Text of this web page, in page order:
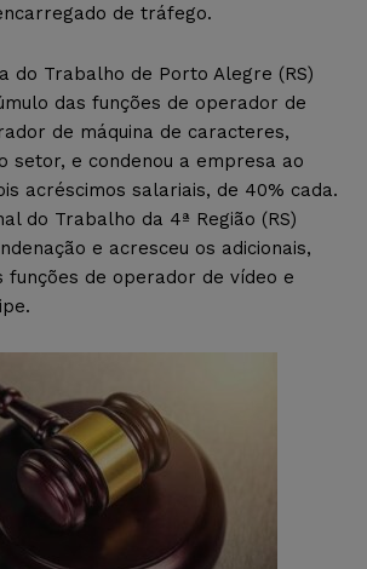
de tráfego.
do Trabalho de Porto Alegre (RS)
das funções de operador de
de máquina de caracteres,
setor, e condenou a empresa ao
acréscimos salariais, de 40% cada.
do Trabalho da 4ª Região (RS)
e acresceu os adicionais,
de operador de vídeo e